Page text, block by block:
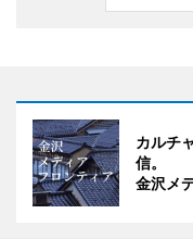
カルチ
信。
金沢メ